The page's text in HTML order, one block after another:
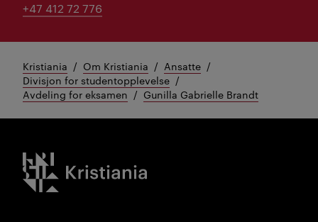
+47 412 72 776
Kristiania Om Kristiania
Ansatte
Divisjon for studentopplevelse
Avdeling for eksamen
Gunilla Gabrielle Brandt
Kristiania logo